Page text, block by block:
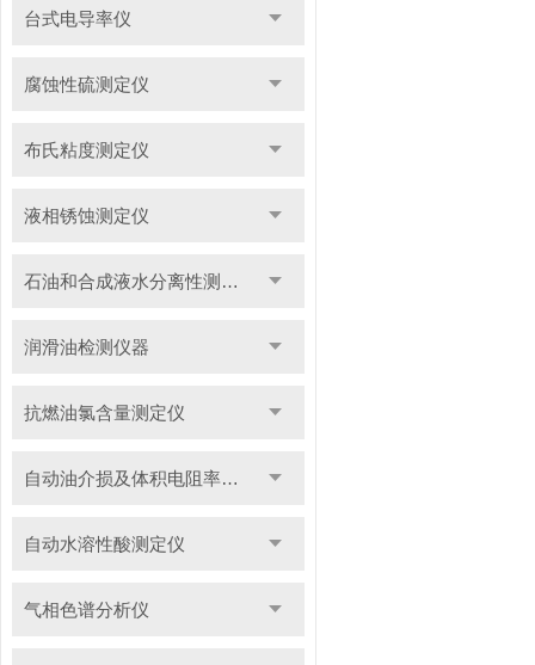
台式电导率仪
腐蚀性硫测定仪
布氏粘度测定仪
液相锈蚀测定仪
石油和合成液水分离性测定仪
润滑油检测仪器
抗燃油氯含量测定仪
自动油介损及体积电阻率测定仪
自动水溶性酸测定仪
气相色谱分析仪